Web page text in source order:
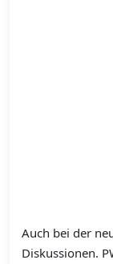
Auch bei der
Diskussionen.